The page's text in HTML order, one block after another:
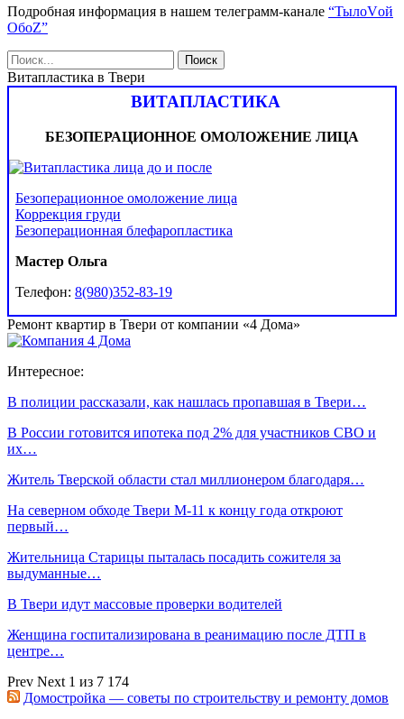
Подробная информация в нашем телеграмм-канале “ТылоVой
ОбоZ”
Витапластика в Твери
ВИТАПЛАСТИКА
БЕЗОПЕРАЦИОННОЕ ОМОЛОЖЕНИЕ ЛИЦА
Безоперационное омоложение лица
Коррекция груди
Безоперационная блефаропластика
Мастер Ольга
Телефон: 8(980)352-83-19
Ремонт квартир в Твери от компании «4 Дома»
Интересное:
В полиции рассказали, как нашлась пропавшая в Твери…
В России готовится ипотека под 2% для участников СВО и
их…
Житель Тверской области стал миллионером благодаря…
На северном обходе Твери М-11 к концу года откроют
первый…
Жительница Старицы пыталась посадить сожителя за
выдуманные…
В Твери идут массовые проверки водителей
Женщина госпитализирована в реанимацию после ДТП в
центре…
Prev Next 1 из 7 174
Домостройка — советы по строительству и ремонту домов